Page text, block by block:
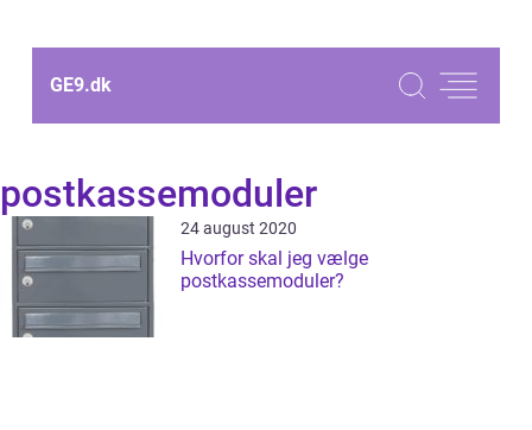
GE9.dk
postkassemoduler
24 august 2020
Hvorfor skal jeg vælge
postkassemoduler?